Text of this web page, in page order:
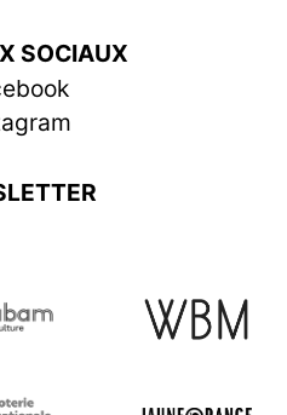
SOCIAUX